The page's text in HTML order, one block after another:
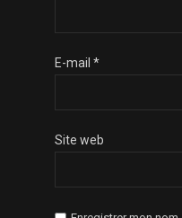
E-mail *
Site web